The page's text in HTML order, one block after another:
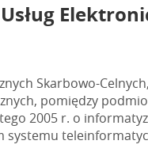
Skarbowo-
pomiędzy
2005 r. o
systemu